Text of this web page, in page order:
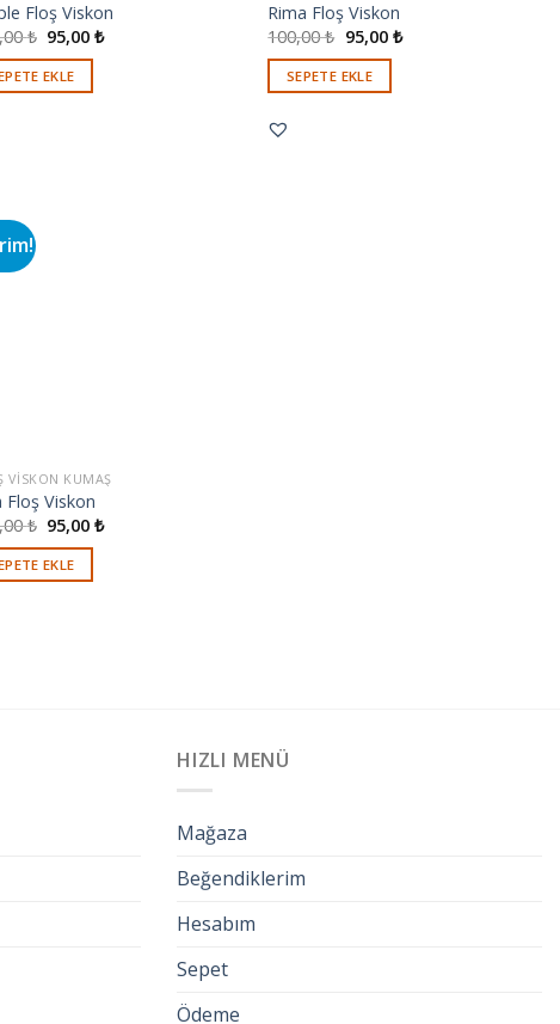
Floş Viskon
₺ 95,00₺
EKLE
Rima Floş Viskon
100,00₺ 95,00 ₺
SEPETE EKLE
VISKON KUMAŞ
Floş Viskon
₺ 95,00₺
EKLE
HIZLI MENÜ
Mağaza
Beğendiklerim
Hesabım
Sepet
Ödeme